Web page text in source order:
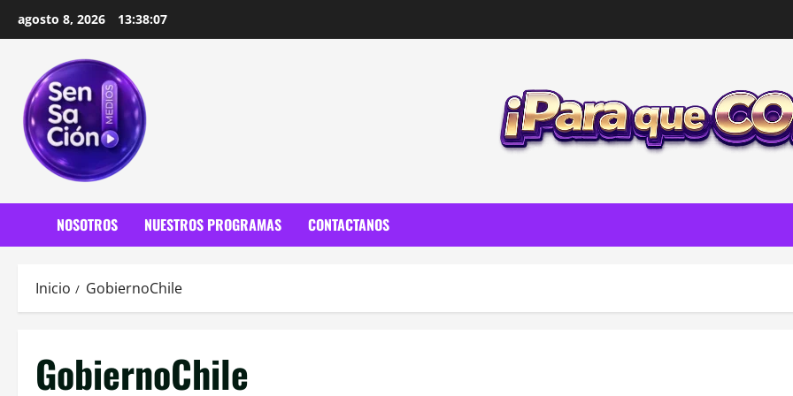
agosto 8, 2026 13:38:09
NOSOTROS NUESTROS PROGRAMAS CONTACTANOS
Inicio GobiernoChile
GobiernoChile